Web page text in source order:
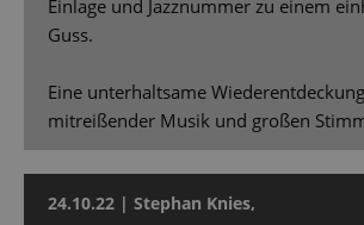
Einlage und Jazznummer zu einem
Guss.
Eine unterhaltsame
mitreißender Musik und großen
24.10.22 | Stephan Knies,